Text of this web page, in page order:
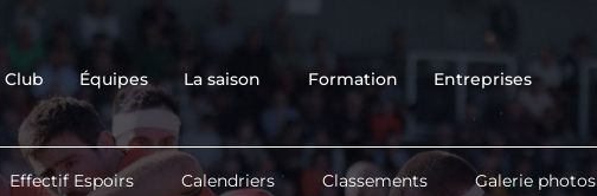
Club Équipes La saison Formation Entreprises
Effectif Espoirs Calendriers Classements Galerie photos
Accueil
La saison
Formation